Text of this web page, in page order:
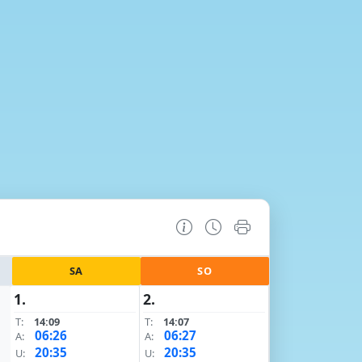
SA SO
1.
T:
14:09
A:
06:26
U: 20:35
2.
T:
14:07
A:
06:27
U: 20:35